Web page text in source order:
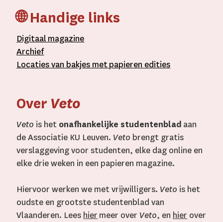
🌐 Handige links
Digitaal magazine
Archief
Locaties van bakjes metpapieren edities
Over Veto
Veto is het onafhankelijke studentenblad aan
de Associatie KU Leuven. Veto brengt gratis
verslaggeving voor studenten, elke dag online en
elke drie weken in een papieren magazine.
Hiervoor werken we met vrijwilligers. Veto is het
oudste en grootste studentenblad van
Vlaanderen. Lees hier meer over Veto, en hier over